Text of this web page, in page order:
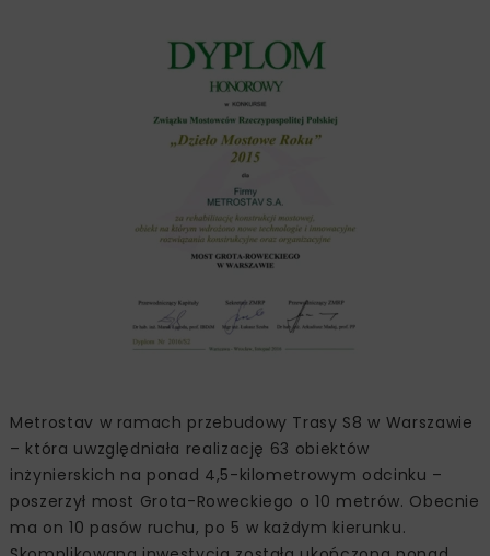
Metrostav w ramach przebudowy Trasy S8 w Warszawie
– która uwzględniała realizację 63 obiektów
inżynierskich na ponad 4,5-kilometrowym odcinku –
poszerzył most Grota-Roweckiego o 10 metrów. Obecnie
ma on 10 pasów ruchu, po 5 w każdym kierunku.